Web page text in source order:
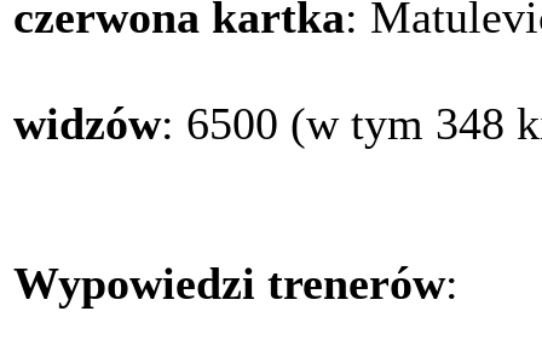
czerwona kartka:
widzów: 6500 (w tym 348
Wypowiedzi trenerów: